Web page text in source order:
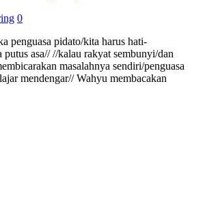
0
penguasa pidato/kita harus hati-
putus asa// //kalau rakyat sembunyi/dan
masalahnya sendiri/penguasa
mendengar// Wahyu membacakan